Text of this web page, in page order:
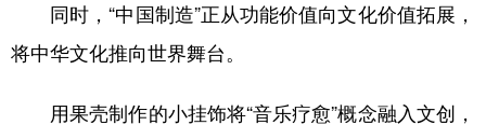
同时，“中国制造”正从功能价值向文化价值拓展，
将中华文化推向世界舞台。
用果壳制作的小挂饰将“音乐疗愈”概念融入文创，